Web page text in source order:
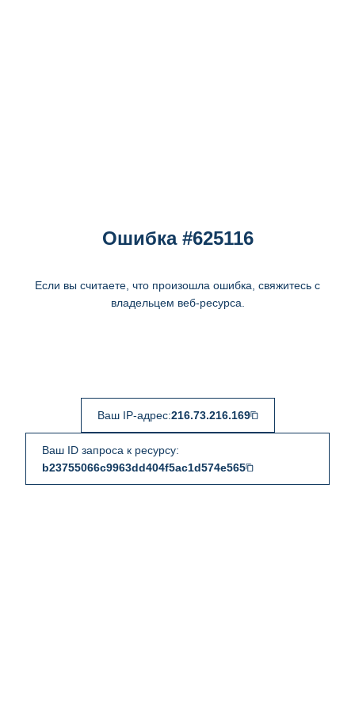
Ошибка #625116
Если вы считаете, что произошла ошибка, свяжитесь с
владельцем веб-ресурса.
Ваш IP-адрес:216.73.216.169
Ваш ID запроса к ресурсу:
b23755066c9963dd404f5ac1d574e565